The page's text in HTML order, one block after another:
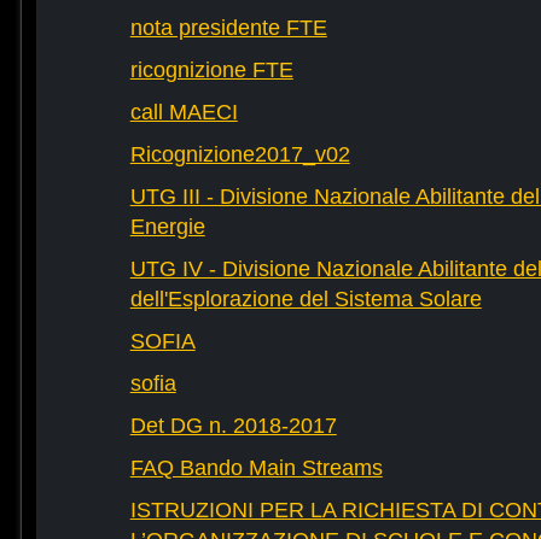
nota presidente FTE
ricognizione FTE
call MAECI
Ricognizione2017_v02
UTG III - Divisione Nazionale Abilitante
Energie
UTG IV - Divisione Nazionale Abilitante
dell'Esplorazione del Sistema Solare
SOFIA
sofia
Det DG n. 2018-2017
FAQ Bando Main Streams
ISTRUZIONI PER LA RICHIESTA DI